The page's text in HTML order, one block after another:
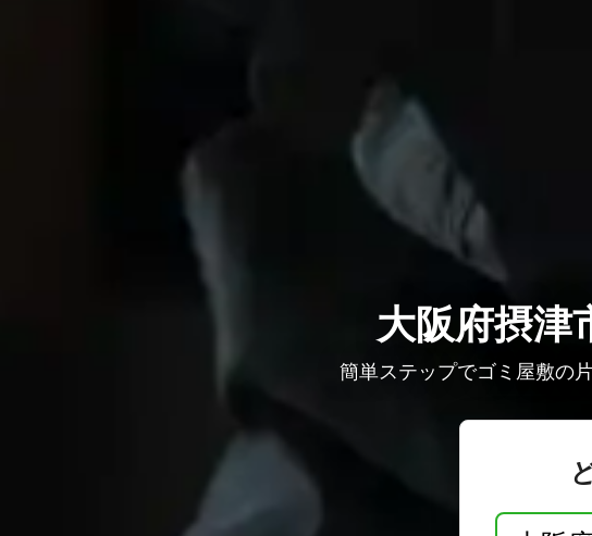
大阪府摂津
簡単ステップでゴミ屋敷の